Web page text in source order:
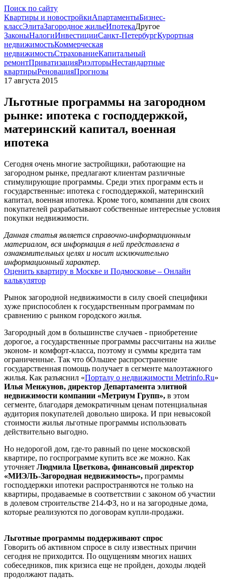
Поиск по сайту
Квартиры и новостройкиАпартаментыБизнес-
классЭлитаЗагородное жильеИпотекаДругое
ЗаконыНалогиИнвестицииСанкт-ПетербургКурортная
недвижимостьКоммерческая
недвижимостьСтрахованиеКапитальный
ремонтПриватизацияРиэлторыНестандартные
квартирыРеновацияПрогнозы
17 августа 2015
Льготные программы на загородном
рынке: ипотека с господдержкой,
материнский капитал, военная
ипотека
Сегодня очень многие застройщики, работающие на
загородном рынке, предлагают клиентам различные
стимулирующие программы. Среди этих программ есть и
государственные: ипотека с господдержкой, материнский
капитал, военная ипотека. Кроме того, компании для своих
покупателей разрабатывают собственные интересные условия
покупки недвижимости.
Данная статья является справочно-информационным
материалом, вся информация в ней представлена в
ознакомительных целях и носит исключительно
информационный характер.
Оценить квартиру в Москве и Подмосковье – Онлайн
калькулятор
Рынок загородной недвижимости в силу своей специфики
хуже приспособлен к государственным программам по
сравнению с рынком городского жилья.
Загородный дом в большинстве случаев - приобретение
дорогое, а государственные программы рассчитаны на жилье
эконом- и комфорт-класса, поэтому и суммы кредита там
ограниченные. Так что бОльшее распространение
государственная помощь получает в сегменте малоэтажного
жилья. Как разъяснил «Порталу о недвижимости Metrinfo.Ru»
Илья Менжунов, директор Департамента элитной
недвижимости компании «Метриум Групп», в этом
сегменте, благодаря демократичным ценам потенциальная
аудитория покупателей довольно широка. И при невысокой
стоимости жилья льготные программы использовать
действительно выгодно.
Но недорогой дом, где-то равный по цене московской
квартире, по госпрограмме купить все же можно. Как
уточняет Людмила Цветкова, финансовый директор
«МИЭЛЬ-Загородная недвижимость», программы
господдержки ипотеки распространяются не только на
квартиры, продаваемые в соответствии с законом об участии
в долевом строительстве 214-ФЗ, но и на загородные дома,
которые реализуются по договорам купли-продажи.
Льготные программы поддерживают спрос
Говорить об активном спросе в силу известных причин
сегодня не приходится. По ощущениям многих наших
собеседников, пик кризиса еще не пройден, доходы людей
продолжают падать.